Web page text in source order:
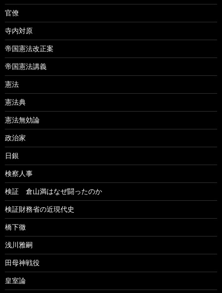
官僚
寺内対原
帝国憲法改正案
帝国憲法講義
憲法
憲法典
憲法無効論
政治家
日銀
検察人事
検証 倉山満はなぜ闘ったのか
検証財務省の近現代史
橋下徹
浅川雅嗣
田母神戦役
皇室論